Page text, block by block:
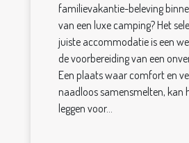
familievakantie-beleving
van een luxe camping? Het
juiste accommodatie is een
de voorbereiding van een
Een plaats waar comfort en
naadloos samensmelten, kan
leggen voor...